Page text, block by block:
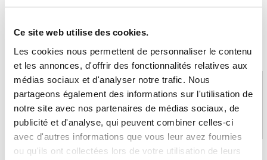
Ce site web utilise des cookies.
Les cookies nous permettent de personnaliser le contenu
et les annonces, d'offrir des fonctionnalités relatives aux
médias sociaux et d'analyser notre trafic. Nous
partageons également des informations sur l'utilisation de
notre site avec nos partenaires de médias sociaux, de
publicité et d'analyse, qui peuvent combiner celles-ci
avec d'autres informations que vous leur avez fournies
ou qu'ils ont collectées lors de votre utilisation de leurs
PAIEMENT SÉCURISÉ
CB, VISA, Mastercard, ALMA
STOCK EN TEMPS RÉEL
Plus de 5000 produits en stock